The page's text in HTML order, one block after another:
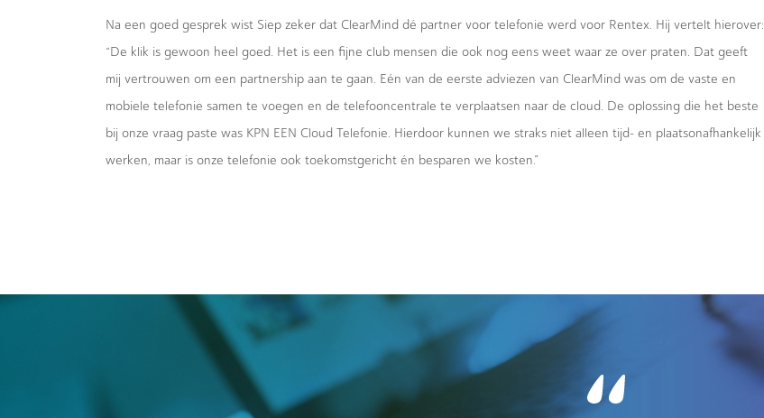
Na een goed gesprek wist Siep zeker dat ClearMind dé partner voor telefonie werd voor Rentex. Hij vertelt hierover:
“De klik is gewoon heel goed. Het is een fijne club mensen die ook nog eens weet waar ze over praten. Dat geeft
mij vertrouwen om een partnership aan te gaan. Eén van de eerste adviezen van ClearMind was om de vaste en
mobiele telefonie samen te voegen en de telefooncentrale te verplaatsen naar de cloud. De oplossing die het beste
bij onze vraag paste was KPN EEN Cloud Telefonie. Hierdoor kunnen we straks niet alleen tijd- en plaatsonafhankelijk
werken, maar is onze telefonie ook toekomstgericht én besparen we kosten.”